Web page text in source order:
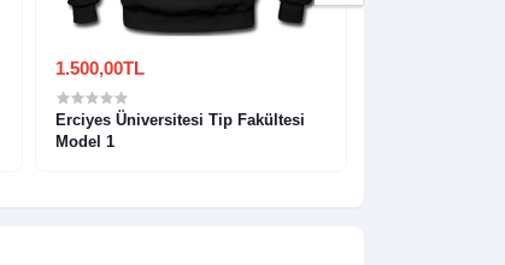
1.500,00TL
Erciyes Üniversitesi Tip Fakültesi
Model 1